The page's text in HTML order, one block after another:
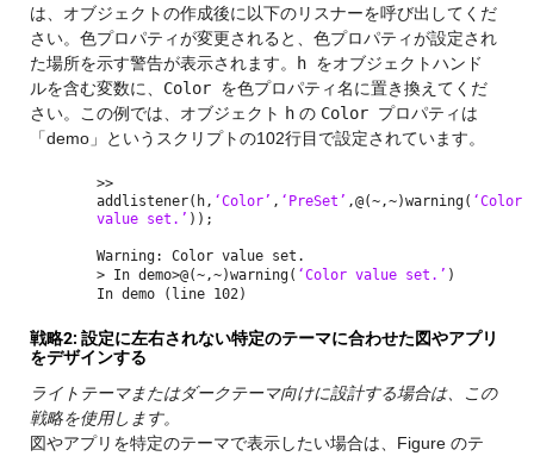
は、オブジェクトの作成後に以下のリスナーを呼び出してくだ
さい。色プロパティが変更されると、色プロパティが設定され
た場所を示す警告が表示されます。
h をオブジェクトハンド
ルを含む変数に、 Color を色プロパティ名に置き換えてくだ
さい。この例では、オブジェクト hの Color プロパティは
「demo」というスクリプトの102行目で設定されています。
>>
addlistener(h, ‘Color’ , ‘PreSet’ ,@(~,~)warning( ‘Color
value set.’ ));
Warning: Color value set.
> In demo>@(~,~)warning( ‘Color value set.’ )
In demo (line 102)
戦略2: 設定に左右されない特定のテーマに合わせた図やアプリ
をデザインする
ライトテーマまたはダークテーマ向けに設計する場合は、この
戦略を使用します。
図やアプリを特定のテーマで表示したい場合は、Figure のテ